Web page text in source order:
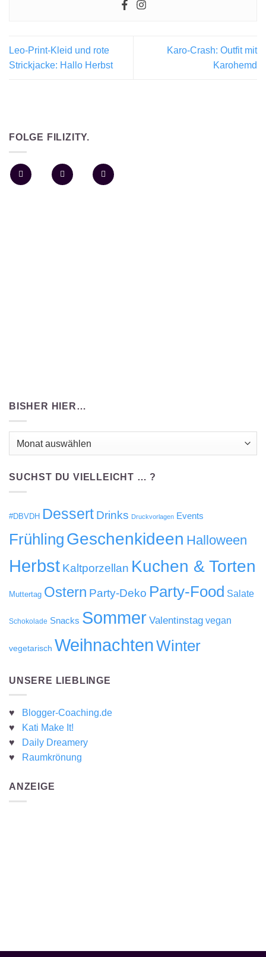
Leo-Print-Kleid und rote
Strickjacke: Hallo Herbst
Karo-Crash: Outfit mit
Karohemd
FOLGE FILIZITY.
BISHER HIER…
SUCHST DU VIELLEICHT … ?
#DBVDH Dessert Drinks Druckvorlagen Events
Frühling Geschenkideen Halloween
Herbst Kaltporzellan Kuchen & Torten
Muttertag Ostern Party-Deko Party-Food Salate
Schokolade Snacks Sommer Valentinstag vegan
vegetarisch WeihnachtenWinter
UNSERE LIEBLINGE
♥
Blogger-Coaching.de
♥
Kati Make It!
♥
Daily Dreamery
♥
Raumkrönung
ANZEIGE